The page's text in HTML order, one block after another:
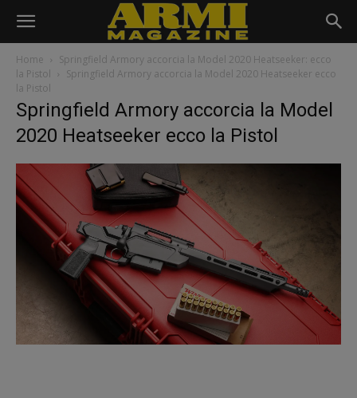
Home
Springfield Armory accorcia la Model 2020 Heatseeker: ecco
la Pistol
Springfield Armory accorcia la Model 2020 Heatseeker ecco
la Pistol
Springfield Armory accorcia la Model
2020 Heatseeker ecco la Pistol